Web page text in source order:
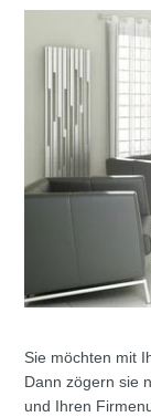
Sie möchten mit
Dann zögern sie
und Ihren